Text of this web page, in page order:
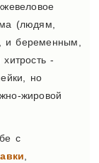
(людям,
и беременным,
-
но
жировой
с
,